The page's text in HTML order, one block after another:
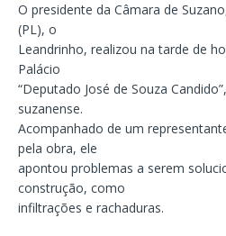
O presidente da Câmara de
(PL), o
Leandrinho, realizou na tarde de
Palácio
“Deputado José de Souza
suzanense.
Acompanhado de um
pela obra, ele
apontou problemas a serem
construção, como
infiltrações e rachaduras.